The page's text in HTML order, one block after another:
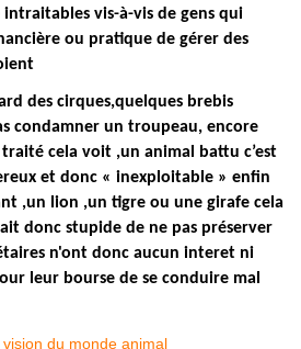
vis-à-vis de gens qui
ou pratique de gérer des
des cirques,quelques brebis
condamner un troupeau, encore
cela voit ,un animal battu c’est
et donc « inexploitable » enfin
,un lion ,un tigre ou une girafe cela
donc stupide de ne pas préserver
n'ont donc aucun interet ni
leur bourse de se conduire mal